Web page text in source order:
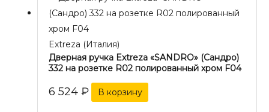
Extreza (Италия)
Дверная ручка Extreza «SANDRO» (Сандро)
332 на розетке R02 полированный хром F04
6 524 ₽ В корзину